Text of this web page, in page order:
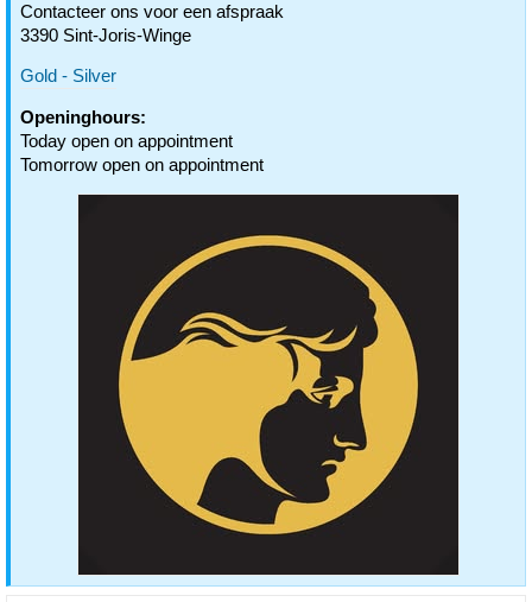
Contacteer ons voor een afspraak
3390 Sint-Joris-Winge
Gold - Silver
Openinghours:
Today open on appointment
Tomorrow open on appointment